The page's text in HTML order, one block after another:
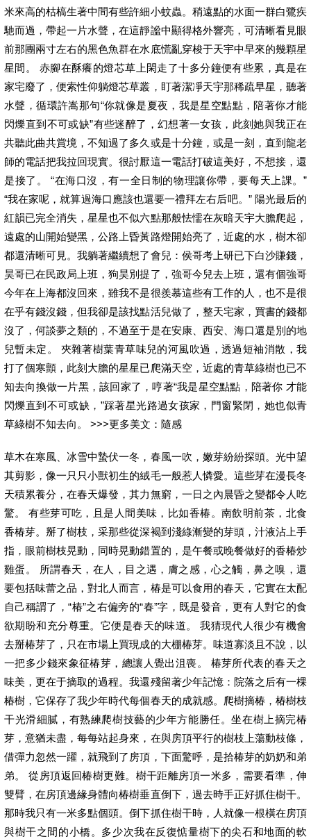
米來高的枯槁生著中間有些許細小蚊蟲。稍遠點的水面一群白鷺疾
馳而過，帶起一片水聲，在這靜謐中顯得格外響亮，可清晰看見眼
前那團兩寸左右的黑色魚群在水底慌亂穿梭于天宇中早來的幾顆星
星間。 赤腳在酥癢的燈芯草上閑走了十多分鐘便有些累，真是在
家宅廢了，便索性仰躺燈芯草叢，盯著潔凈天宇那稀疏早星，聽著
水聲，循環許嵩那句“你就像是夏夜，我是星空點點，陪著你才能
閃爍直到不可或缺”有些迷醉了，幻想著一女孩，此刻她與我正在
共聽此曲共賞境，不知過了多久或是十分鐘，或是一刻，直到龍老
師的電話把我拉回現實。很討厭這一電話打破這美好，不想接，還
是接了。 “在海口沒，有一全日制的物理讓你帶，要每天上課。”
“我在家呢，就算過海口應該也還要一禮拜左右后吧。” 陽光最后的
紅韻已完全消失，星星也不似六點那般怯懦在灰暗天宇大膽爬起，
遠處的山開始變黑，公路上昏黃路燈開始亮了，近處的水，樹木卻
都還清晰可見。我躺著繼續想了會兒：侯哥考上研已下白沙賺錢，
昊哥已在民政局上班，狗昊別提了，強哥今兒去上班，還有個強哥
今年在上海都沒回來，雖我不是很羨慕這些有工作的人，也不是很
在乎有錢沒錢，但我卻是該找點活兒做了，整天宅家，買書的錢都
沒了，何談夢之類的，不過至于是在安康、西安、海口還是別的地
兒暫未定。 夾雜著樹葉青草味兒的河風吹過，透過短袖消散，我
打了個寒顫，此刻大膽的星星已爬滿天空，近處的青草綠樹也已不
知去向換做一片黑，該回家了，哼著“我是星空點點，陪著你 才能
閃爍直到不可或缺，”踩著星光路過女孩家，門窗緊閉，她也似青
草綠樹不知去向。 >>>更多美文：隨感
草木在寒風、冰雪中蟄伏一冬，春風一吹，嫩芽紛紛探頭。光中望
其剪影，像一只只小獸初生的絨毛一般惹人憐愛。這些芽在漫長冬
天積累養分，在春天爆發，其力無窮，一日之內晨昏之變都令人吃
驚。 有些芽可吃，且是人間美味，比如香椿。南飲明前茶，北食
香椿芽。掰了樹枝，采那些從深褐到淺綠漸變的芽頭，汁液沾上手
指，眼前樹枝晃動，同時晃動錯置的，是午餐或晚餐做好的香椿炒
雞蛋。 所謂春天，在人，目之遇，膚之感，心之觸，鼻之嗅，還
要包括味蕾之品，對北人而言，椿是可以食用的春天，它實在太配
自己稱謂了，“椿”之右偏旁的“春”字，既是發音，更有人對它的食
欲期盼和充分尊重。它便是春天的味道。 我猜現代人很少有機會
去掰椿芽了，只在市場上買現成的大棚椿芽。味道寡淡且不說，以
一把多少錢來象征椿芽，總讓人覺出沮喪。 椿芽所代表的春天之
味美，更在于摘取的過程。我還殘留著少年記憶：院落之后有一棵
椿樹，它保存了我少年時代每個春天的成就感。爬樹摘椿，椿樹枝
干光滑細膩，有熟練爬樹技藝的少年方能勝任。坐在樹上摘完椿
芽，意猶未盡，每每站起身來，在與房頂平行的樹枝上蕩動枝條，
借彈力忽然一躍，就飛到了房頂，下面驚呼，是拾椿芽的奶奶和弟
弟。 從房頂返回椿樹更難。樹干距離房頂一米多，需要看準，伸
雙臂，在房頂邊緣身體向椿樹垂直倒下，過去時手正好抓住樹干。
那時我只有一米多點個頭。倒下抓住樹干時，人就像一根橫在房頂
與樹干之間的小橋。多少次我在反復惦量樹下的尖石和地面的軟